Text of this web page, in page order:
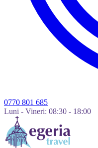
0770 801 685
Luni - Vineri: 08:30 - 18:00